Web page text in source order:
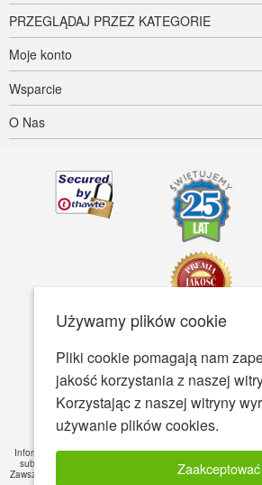
Używamy plików cookie
Pliki cookie pomagają nam
jakość korzystania z naszej
Korzystając z naszej witryny
używanie plików cookies.
Zaakceptować
PRZEGLĄDAJ PRZEZ KATEGORIE
Moje konto
Wsparcie
O Nas
Dostępność Warunki Użytkowania
Polityka bezpieczeństwa
© Copyright 2001-2026 BIOVEA. Wszystkie
Informacje zawarte na tej stronie są przeznaczone tylko dla
substytutem dla profesjonalnych porad medycznych lub
Zawsze zasięgnąć porady lekarza lub innego